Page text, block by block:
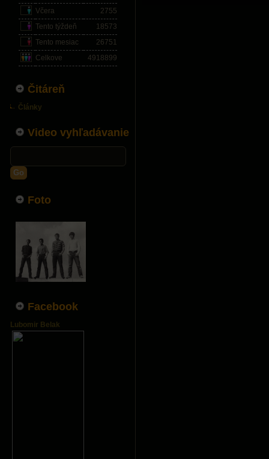
Včera
2755
Tento týždeň
18573
Tento mesiac
26751
Celkove
4918899
Čitáreň
Články
Video vyhľadávanie
Go
Foto
Facebook
Lubomir Belak